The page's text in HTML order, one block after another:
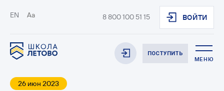
EN Aa 8 800 100 51 15 ВОЙТИ
ПОСТУПИТЬ
МЕНЮ
26 июн 2023